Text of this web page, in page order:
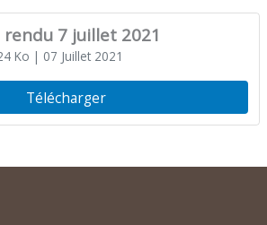
7 juillet 2021
Ko | 07 Juillet 2021
Télécharger